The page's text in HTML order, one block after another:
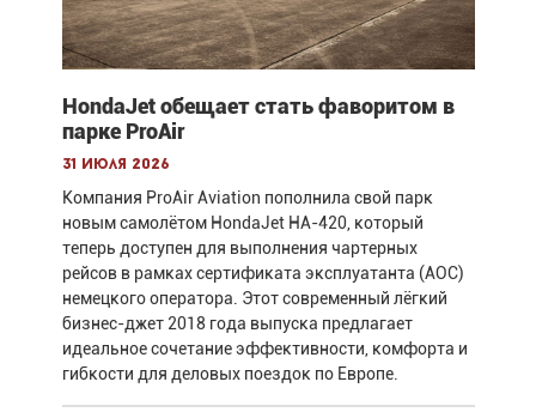
HondaJet обещает стать фаворитом в
парке ProAir
31 июля 2026
Компания ProAir Aviation пополнила свой парк
новым самолётом HondaJet HA-420, который
теперь доступен для выполнения чартерных
рейсов в рамках сертификата эксплуатанта (AOC)
немецкого оператора. Этот современный лёгкий
бизнес-джет 2018 года выпуска предлагает
идеальное сочетание эффективности, комфорта и
гибкости для деловых поездок по Европе.